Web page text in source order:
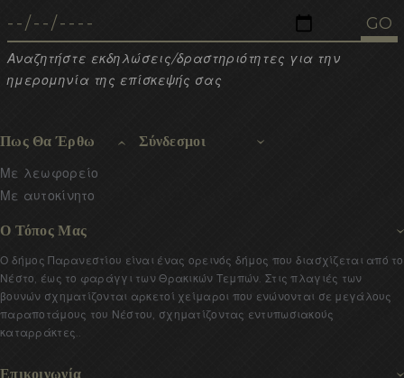
Αναζητήστε εκδηλώσεις/δραστηριότητες για την
ημερομηνία της επίσκεψής σας
Πως Θα Έρθω
Με λεωφορείο
Με αυτοκίνητο
Σύνδεσμοι
Ο Τόπος Μας
Ο δήμος Παρανεστίου είναι ένας ορεινός δήμος που διασχίζεται από το
Νέστο, έως το φαράγγι των Θρακικών Τεμπών. Στις πλαγιές των
βουνών σχηματίζονται αρκετοί χείμαροι που ενώνονται σε μεγάλους
παραποτάμους του Νέστου, σχηματίζοντας εντυπωσιακούς
καταρράκτες..
Επικοινωνία